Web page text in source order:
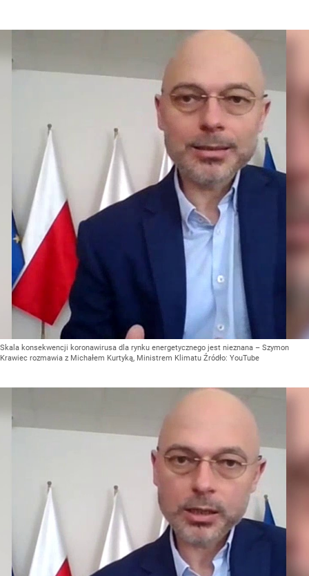
Skala konsekwencji koronawirusa dla rynku energetycznego jest nieznana – Szymon
Krawiec rozmawia z Michałem Kurtyką, Ministrem Klimatu Źródło: YouTube